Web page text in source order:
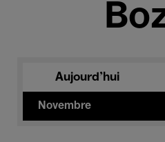
Aujourd'hui
Novembre